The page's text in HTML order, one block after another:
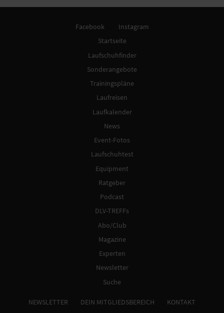
Facebook
Instagram
Startseite
Laufschuhfinder
Sonderangebote
Trainingspläne
Laufreisen
Laufkalender
News
Event-Fotos
Laufschuhtest
Equipment
Ratgeber
Podcast
DLV-TREFFs
Abo/Club
Magazine
Experten
Newsletter
Suche
NEWSLETTER DEIN MITGLIEDSBEREICH
KONTAKT